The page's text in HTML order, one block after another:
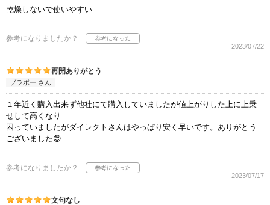
乾燥しないで使いやすい
参考になりましたか？
2023/07/22
再開ありがとう
ブラボー さん
１年近く購入出来ず他社にて購入していましたが値上がりした上に上乗
せして高くなり
困っていましたがダイレクトさんはやっぱり安く早いです。ありがとう
ございました😊
参考になりましたか？
2023/07/17
文句なし